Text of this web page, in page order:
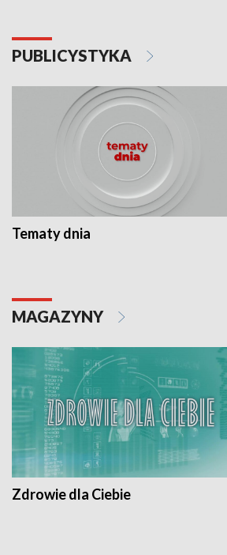
PUBLICYSTYKA
Tematy dnia
MAGAZYNY
Zdrowie dla Ciebie